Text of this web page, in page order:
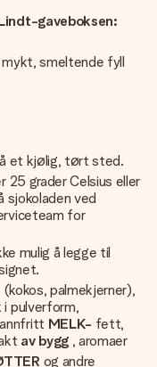
gaveboksen:
mykt, smeltende fyll
et kjølig, tørt sted.
25 grader Celsius eller
sjokoladen ved
for
mulig å legge til
palmekjerner),
i pulverform,
MELK- fett,
av bygg, aromaer
og andre